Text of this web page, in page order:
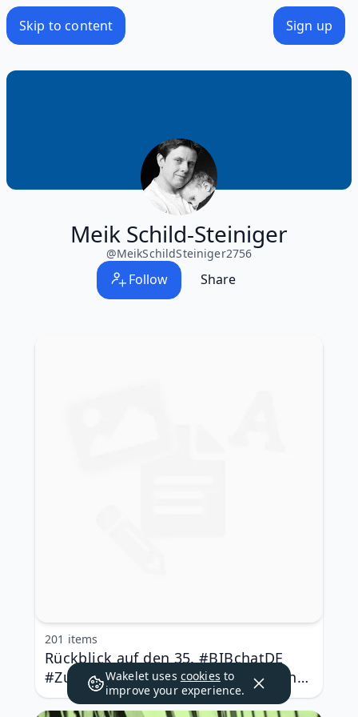
Skip to content Sign up
Meik Schild-Steiniger
@MeikSchildSteiniger2756
Follow Share
Rückblick auf den 35. #BIBchatDE
#Zukunft der kleinen #Bibliotheken
in Stadtteilen und auf dem Land
201 items
Wakelet uses cookies to
improve your experience.